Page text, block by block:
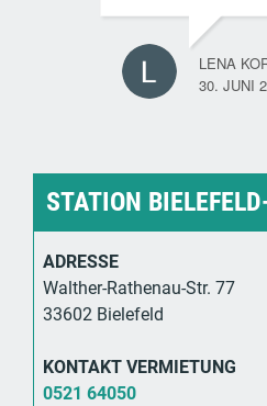
LENA
30. JUNI
STATION
ADRESSE
Walther-Rathenau-Str. 77
33602 Bielefeld
KONTAKT VERMIETUNG
0521 64050